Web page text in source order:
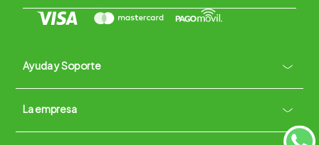
Ayuda y Soporte +
Contacto vía WhatsApp
Términos y condiciones
La empresa +